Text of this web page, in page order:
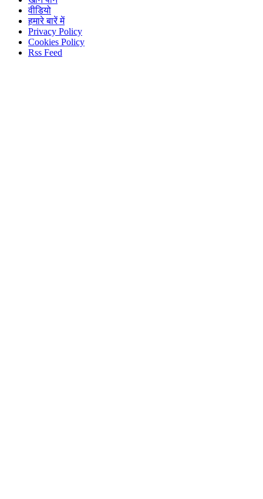
वीडियो
हमारे बारें में
Privacy Policy
Cookies Policy
Rss Feed